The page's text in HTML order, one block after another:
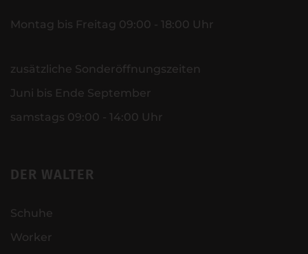
Montag bis Freitag 09:00 - 18:00 Uhr
zusätzliche Sonderöffnungszeiten
Juni bis Ende September
samstags 09:00 - 14:00 Uhr
DER WALTER
Schuhe
Worker